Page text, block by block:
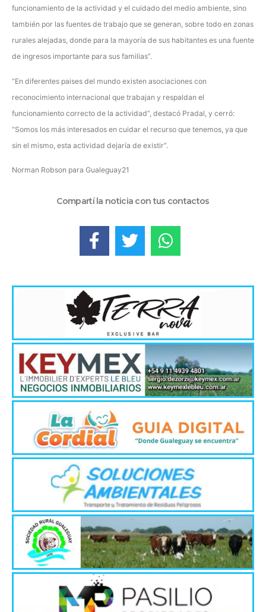
funcionamiento de la actividad y el cuidado del medio ambiente, sino
también por las fuentes de trabajo que se generan, sobre todo en zonas
rurales alejadas, donde para la mayoría de sus habitantes es una fuente
de ingresos importante para sus familias”.
“En diferentes paises del mundo existen asociaciones con
reconocimiento internacional que trabajan y respaldan el
funcionamiento correcto de la actividad”, destacó Pradal, y cerró:
“Somos los más interesados en cuidar el recurso que tenemos, ya que
sin el mismo, esta actividad dejaría de existir”.
Norman Robson para Gualeguay21
Compartí la noticia con tus contactos